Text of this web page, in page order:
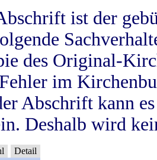
ist der
des Original-
im
Abschrift kann
Deshalb wird
Detail